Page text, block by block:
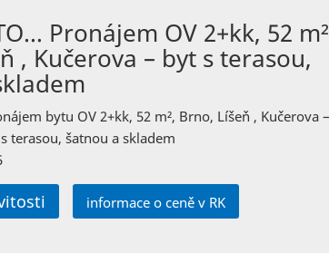
Pronájem OV 2+kk, 52
, Kučerova – byt s terasou,
bytu OV 2+kk, 52 m², Brno, Líšeň , Kučerova –
terasou, šatnou a skladem
informace o ceně v RK